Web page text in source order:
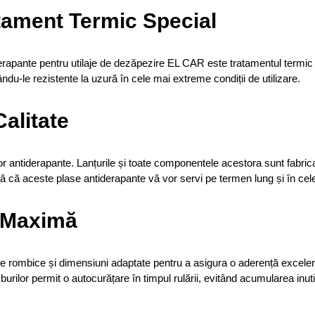
Termic Special
pentru utilaje de dezăpezire EL CAR este tratamentul
le rezistente la uzură în cele mai extreme condiții de utilizare.
Lanțurile și toate componentele acestora sunt
că aceste plase antiderapante vă vor servi pe termen lung și în
și dimensiuni adaptate pentru a asigura o aderență
permit o autocurățare în timpul rulării, evitând acumularea